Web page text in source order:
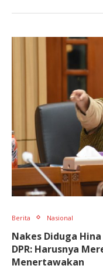
Berita Nasional
Nakes Diduga
DPR: Harusnya
Menertawakan